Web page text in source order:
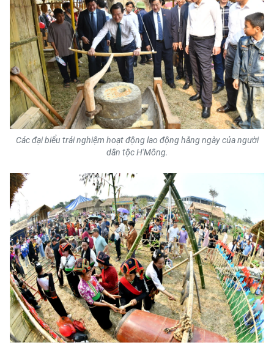
Các đại biểu trải nghiệm hoạt động lao động hằng ngày của người
dân tộc H'Mông.